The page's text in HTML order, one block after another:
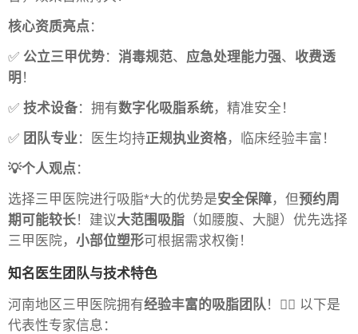
核心资质亮点 ：
✅ 公立三甲优势： 消毒规范、 应急处理能力强、 收费透
明 ！
✅ 技术设备：拥有数字化吸脂系统，精准安全！
✅ 团队专业：医生均持正规执业资格，临床经验丰富！
💡个人观点 ：
选择三甲医院进行吸脂*大的优势是安全保障，但预约周
期可能较长！建议大范围吸脂（如腰腹、大腿）优先选择
三甲医院， 小部位塑形可根据需求权衡！
知名医生团队与技术特色
河南地区三甲医院拥有经验丰富的吸脂团队 ！👨‍⚕️ 以下是
代表性专家信息：